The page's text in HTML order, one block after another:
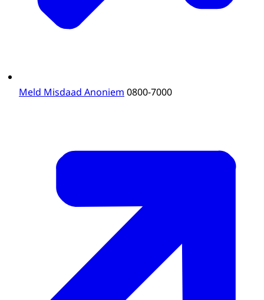
Meld Misdaad Anoniem 0800-7000